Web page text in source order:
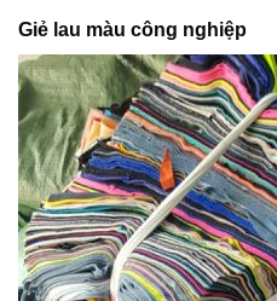
Giẻ lau màu công nghiệp